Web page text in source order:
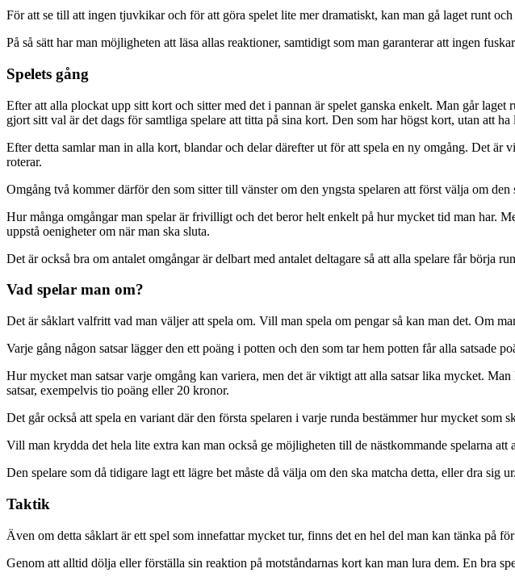
För att se till att ingen tjuvkikar och för att göra spelet lite mer dramatiskt, kan man gå laget runt
På så sätt har man möjligheten att läsa allas reaktioner, samtidigt som man garanterar att ingen
Spelets gång
Efter att alla plockat upp sitt kort och sitter med det i pannan är spelet ganska enkelt. Man går
gjort sitt val är det dags för samtliga spelare att titta på sina kort. Den som har högst kort, utan att
Efter detta samlar man in alla kort, blandar och delar därefter ut för att spela en ny omgång. Det
roterar.
Omgång två kommer därför den som sitter till vänster om den yngsta spelaren att först välja om den
Hur många omgångar man spelar är frivilligt och det beror helt enkelt på hur mycket tid man har.
uppstå oenigheter om när man ska sluta.
Det är också bra om antalet omgångar är delbart med antalet deltagare så att alla spelare får börja
Vad spelar man om?
Det är såklart valfritt vad man väljer att spela om. Vill man spela om pengar så kan man det. Om
Varje gång någon satsar lägger den ett poäng i potten och den som tar hem potten får alla satsade
Hur mycket man satsar varje omgång kan variera, men det är viktigt att alla satsar lika mycket.
satsar, exempelvis tio poäng eller 20 kronor.
Det går också att spela en variant där den första spelaren i varje runda bestämmer hur mycket som
Vill man krydda det hela lite extra kan man också ge möjligheten till de nästkommande spelarna att
Den spelare som då tidigare lagt ett lägre bet måste då välja om den ska matcha detta, eller dra sig
Taktik
Även om detta såklart är ett spel som innefattar mycket tur, finns det en hel del man kan tänka på
Genom att alltid dölja eller förställa sin reaktion på motståndarnas kort kan man lura dem. En bra